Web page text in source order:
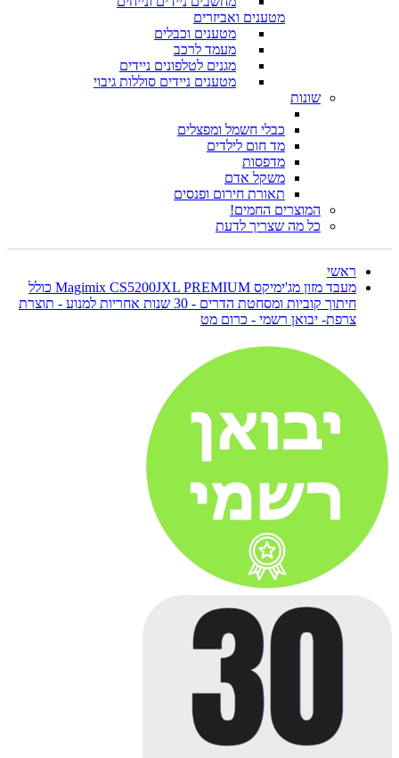
מטענים ואביזרים
מטענים וכבלים
מעמד לרכב
מגנים לטלפונים ניידים
מטענים ניידים סוללות גיבוי
שונות
כבלי חשמל ומפצלים
מד חום לילדים
מדפסות
משקל אדם
תאורת חירום ופנסים
המוצרים החמים!
כל מה שצריך לדעת
ראשי
מעבד מזון מג'ימיקס Magimix CS5200JXL PREMIUM כולל
חיתוך קוביות ומסחטת הדרים - 30 שנות אחריות למנוע - תוצרת
צרפת- יבואן רשמי - כרום מט